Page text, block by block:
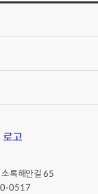
소록해안길65
0517